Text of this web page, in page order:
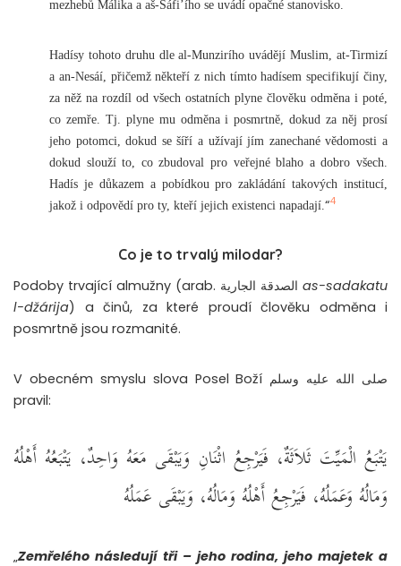
mezhebů Málika a aš-Šáfi’ího se uvádí opačné stanovisko.
Hadísy tohoto druhu dle al-Munzirího uvádějí Muslim, at-Tirmizí
a an-Nesáí, přičemž někteří z nich tímto hadísem specifikují činy,
za něž na rozdíl od všech ostatních plyne člověku odměna i poté,
co zemře. Tj. plyne mu odměna i posmrtně, dokud za něj prosí
jeho potomci, dokud se šíří a užívají jím zanechané vědomosti a
dokud slouží to, co zbudoval pro veřejné blaho a dobro všech.
Hadís je důkazem a pobídkou pro zakládání takových institucí,
jakož i odpovědí pro ty, kteří jejich existenci napadají. “4
Co je to trvalý milodar?
as-sadakatu
l-džárija) a činů, za které proudí člověku odměna i
posmrtně jsou rozmanité.
V obecném smyslu slova Posel Boží صلى الله عليه وسلم
pravil:
يَتْبَعُ الْمَيِّتَ ثَلاَثَةٌ، فَيَرْجِعُ اثْنَانِ وَيَبْقَى مَعَهُ وَاحِدٌ، يَتْبَعُهُ أَهْلُهُ
وَمَالُهُ وَعَمَلُهُ، فَيَرْجِعُ أَهْلُهُ وَمَالُهُ، وَيَبْقَى عَمَلُهُ
„Zemřelého následují tři – jeho rodina, jeho majetek a